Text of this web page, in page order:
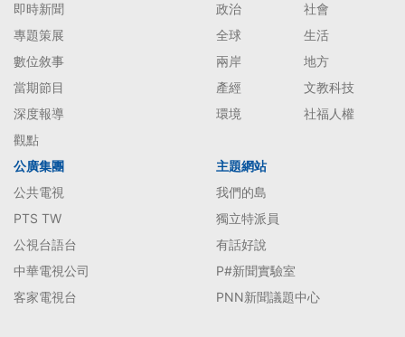
即時新聞
專題策展
數位敘事
當期節目
深度報導
觀點
政治
社會
全球
生活
兩岸
地方
產經
文教科技
環境
社福人權
公廣集團
公共電視
PTS TW
公視台語台
中華電視公司
客家電視台
主題網站
我們的島
獨立特派員
有話好說
P#新聞實驗室
PNN新聞議題中心